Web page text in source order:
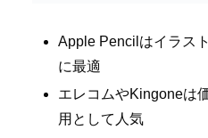
Apple Pencilはイラス
に最適
エレコムやKingoneは
用として人気